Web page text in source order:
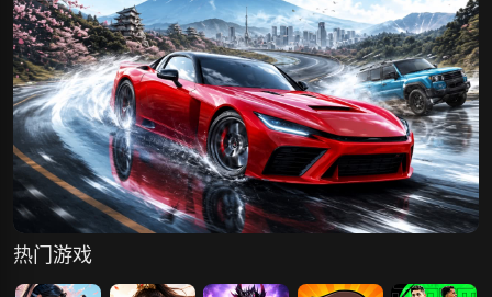
热门游戏